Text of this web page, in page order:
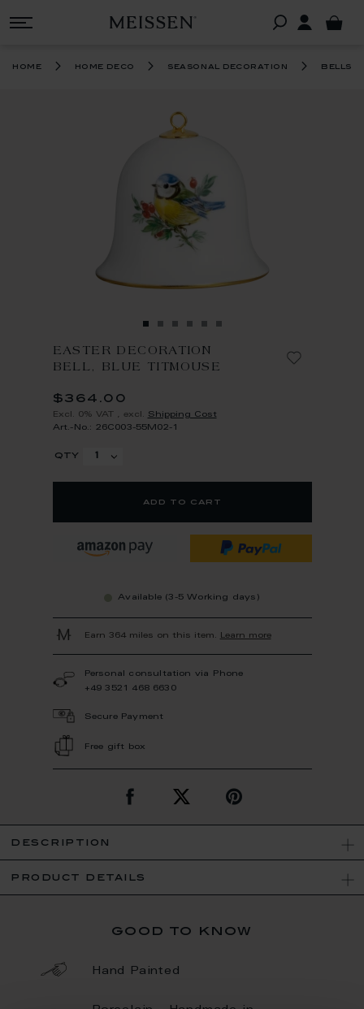
home home deco seasonal decoration bells
EASTER DECORATION
BELL, BLUE TITMOUSE
$364.00
Excl. 0% VAT excl. Shipping Cost
Art.-No.: 26C003-55M02-1
qty
add to cart
Available (3-5 Working days)
Earn 364 miles on this item. Learn more
Personal consultation via Phone
+49 3521 468 6630
Secure Payment
Free gift box
description
product details
good to know
Hand Painted